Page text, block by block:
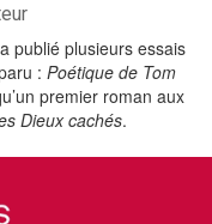
publié plusieurs essais
: Poétique de Tom
premier roman aux
Dieux cachés.